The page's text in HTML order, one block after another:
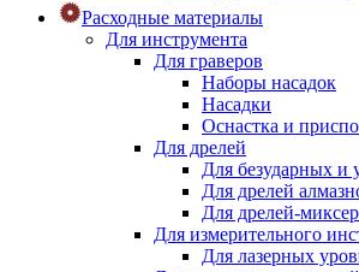
Расходные материалы
Для инструмента
Для граверов
Наборы насадок
Насадки
Оснастка и
Для дрелей
Для безударных и
Для дрелей
Для дрелей-
Для измерительного
Для лазерных